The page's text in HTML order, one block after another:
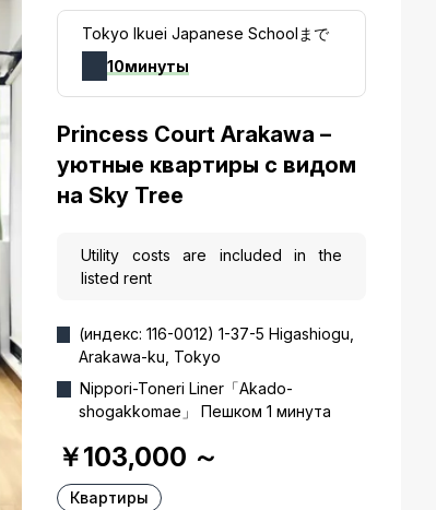
Tokyo Ikuei Japanese Schoolまで
10минуты
Princess Court Arakawa –
уютные квартиры с видом
на Sky Tree
Utility costs are included in the
listed rent
(индекс: 116-0012) 1-37-5 Higashiogu,
Arakawa-ku, Tokyo
Nippori-Toneri Liner「Akado-
shogakkomae」 Пешком 1 минута
￥103,000 ～
Квартиры